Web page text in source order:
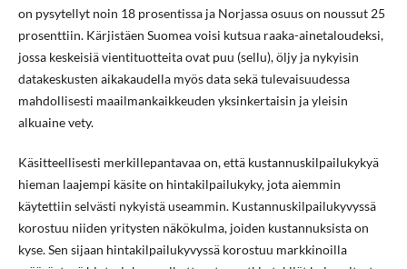
on pysytellyt noin 18 prosentissa ja Norjassa osuus on noussut 25
prosenttiin. Kärjistäen Suomea voisi kutsua raaka-ainetaloudeksi,
jossa keskeisiä vientituotteita ovat puu (sellu), öljy ja nykyisin
datakeskusten aikakaudella myös data sekä tulevaisuudessa
mahdollisesti maailmankaikkeuden yksinkertaisin ja yleisin
alkuaine vety.
Käsitteellisesti merkillepantavaa on, että kustannuskilpailukykyä
hieman laajempi käsite on hintakilpailukyky, jota aiemmin
käytettiin selvästi nykyistä useammin. Kustannuskilpailukyvyssä
korostuu niiden yritysten näkökulma, joiden kustannuksista on
kyse. Sen sijaan hintakilpailukyvyssä korostuu markkinoilla